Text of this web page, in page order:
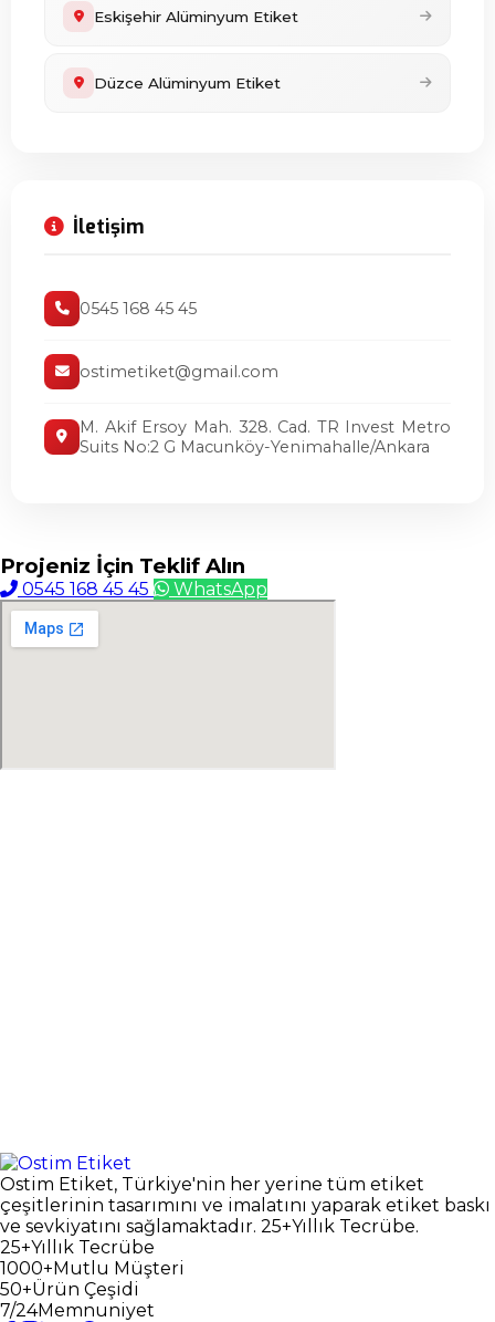
Eskişehir Alüminyum Etiket
Düzce Alüminyum Etiket
İletişim
0545 168 45 45
ostimetiket@gmail.com
M. Akif Ersoy Mah. 328. Cad. TR Invest Metro
Suits No:2 G Macunköy-Yenimahalle/Ankara
Projeniz İçin Teklif Alın
0545 168 45 45 WhatsApp
Ostim Etiket, Türkiye'nin her yerine tüm etiket
çeşitlerinin tasarımını ve imalatını yaparak etiket baskı
ve sevkiyatını sağlamaktadır. 25+Yıllık Tecrübe.
25+Yıllık Tecrübe
1000+Mutlu Müşteri
50+Ürün Çeşidi
7/24Memnuniyet